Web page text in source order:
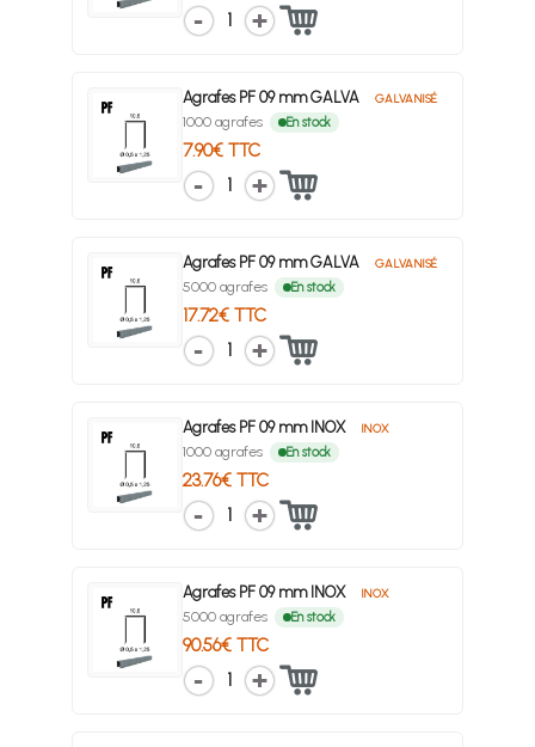
1
Agrafes PF 09 mm GALVA GALVANISÉ
1000 agrafes En stock
7.90€ TTC
1
Agrafes PF 09 mm GALVA GALVANISÉ
5000 agrafes En stock
17.72€ TTC
1
Agrafes PF 09 mm INOX INOX
1000 agrafes En stock
23.76€ TTC
1
Agrafes PF 09 mm INOX INOX
5000 agrafes En stock
90.56€ TTC
1